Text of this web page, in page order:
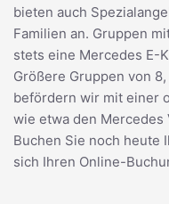
bieten auch
Familien an. Gruppen
stets eine Mercedes E-
Größere Gruppen von
befördern wir mit einer
wie etwa den Mercedes
Buchen Sie noch heute
sich Ihren Online-